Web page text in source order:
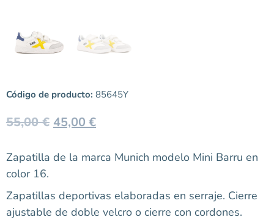
Código de producto: 85645Y
55,00€ 45,00 €
Zapatilla de la marca Munich modelo Mini Barru en
color 16.
Zapatillas deportivas elaboradas en serraje. Cierre
ajustable de doble velcro o cierre con cordones.